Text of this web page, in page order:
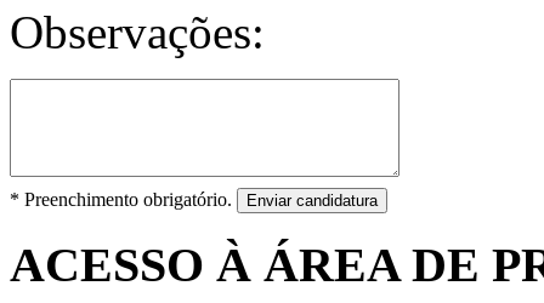
Observações:
* Preenchimento obrigatório. Enviar candidatura
ACESSO À ÁREA DE